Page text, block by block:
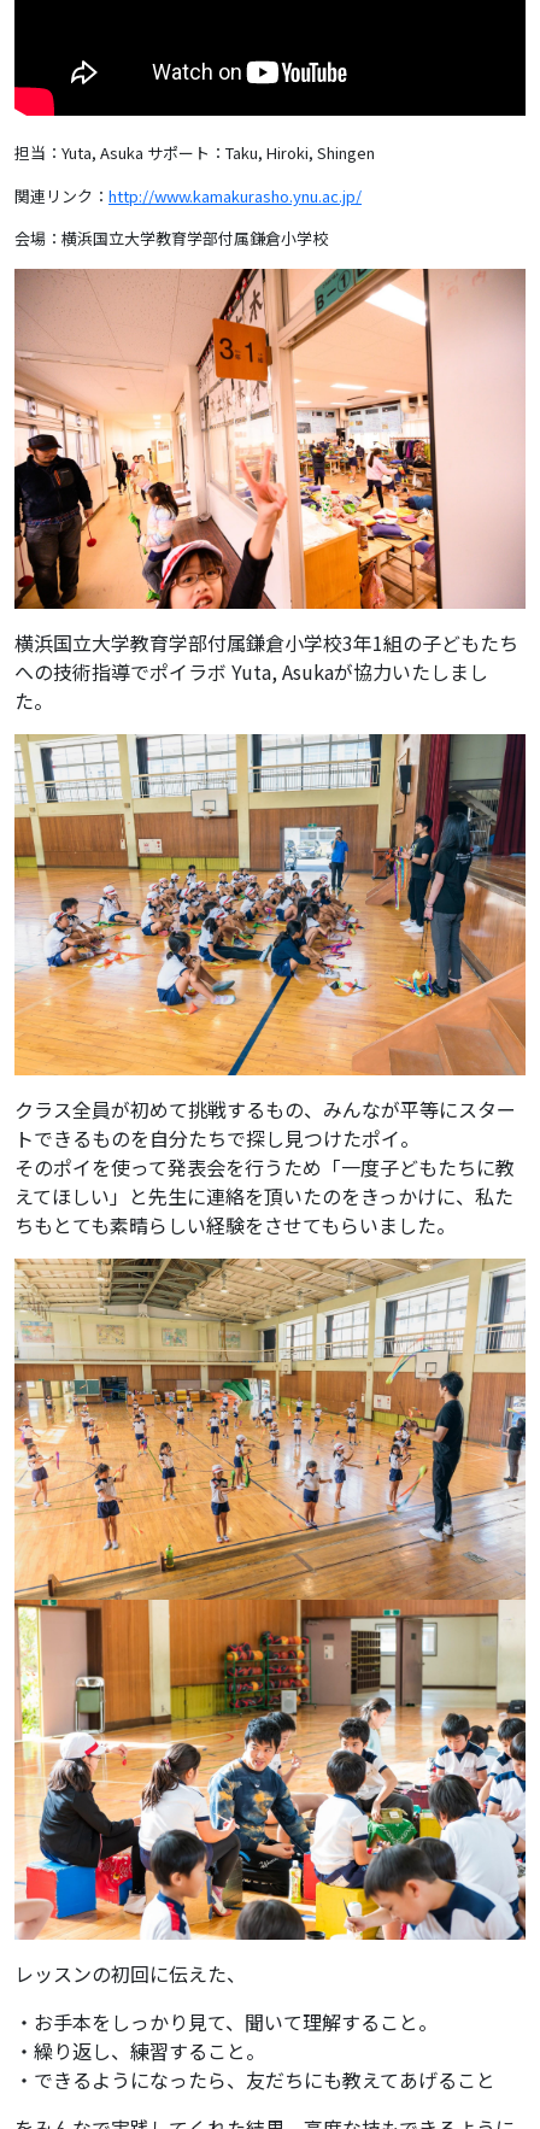
担当：Yuta, Asuka サポート：Taku, Hiroki, Shingen
関連リンク： http://www.kamakurasho.ynu.ac.jp/
会場：横浜国立大学教育学部付属鎌倉小学校
横浜国立大学教育学部付属鎌倉小学校3年1組の子どもたち
への技術指導でポイラボ Yuta, Asukaが協力いたしまし
た。
クラス全員が初めて挑戦するもの、みんなが平等にスター
トできるものを自分たちで探し見つけたポイ。
そのポイを使って発表会を行うため「一度子どもたちに教
えてほしい」と先生に連絡を頂いたのをきっかけに、私た
ちもとても素晴らしい経験をさせてもらいました。
レッスンの初回に伝えた、
・お手本をしっかり見て、聞いて理解すること。
・繰り返し、練習すること。
・できるようになったら、友だちにも教えてあげること